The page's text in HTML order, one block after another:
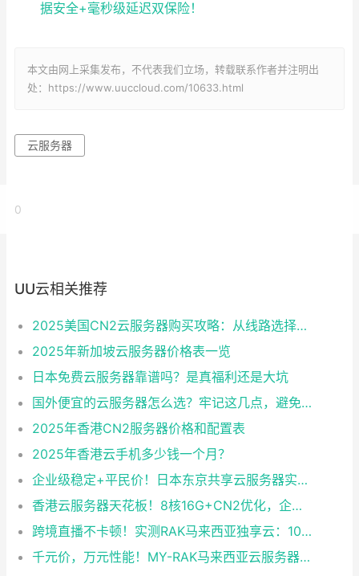
据安全+毫秒级延迟双保险！
本文由网上采集发布，不代表我们立场，转载联系作者并注明出
处：https://www.uuccloud.com/10633.html
云服务器
0
UU云相关推荐
2025美国CN2云服务器购买攻略：从线路选择到实操最全指南
2025年新加坡云服务器价格表一览
日本免费云服务器靠谱吗？是真福利还是大坑
国外便宜的云服务器怎么选？牢记这几点，避免踩坑
2025年香港CN2服务器价格和配置表
2025年香港云手机多少钱一个月？
企业级稳定+平民价！日本东京共享云服务器实测：CentOS 7.9系统+资源隔离，稳定性达99.99%
香港云服务器天花板！8核16G+CN2优化，企业级数据安全+毫秒级延迟双保险！
跨境直播不卡顿！实测RAK马来西亚独享云：1080P推流稳定，首月6折优惠中
千元价，万元性能！MY-RAK马来西亚云服务器：首月5折+免费SEO工具，中小企业出海“降本神器”